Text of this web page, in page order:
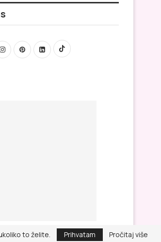
to želite. Prihvatam Pročitaj više